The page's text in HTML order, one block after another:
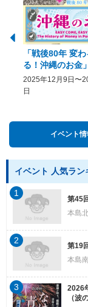
「戦後80年 変
る！沖縄のお金
COME, EASY
History of
2025年12月9日〜
日
イベント
イベント 人気ラン
第45
本島
1
第19
本島
2
2026
（波
3